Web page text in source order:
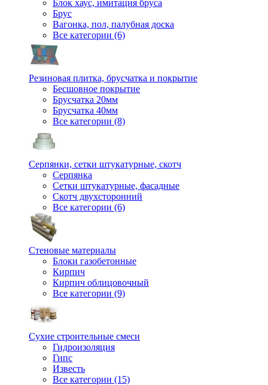
Блок хаус, имитация бруса
Брус
Вагонка, пол, палубная доска
Все категории (6)
Резиновая плитка, брусчатка и покрытие
Бесшовное покрытие
Брусчатка 20мм
Брусчатка 40мм
Все категории (8)
Серпянки, сетки штукатурные, скотч
Серпянка
Сетки штукатурные, фасадные
Скотч двухсторонний
Все категории (6)
Стеновые материалы
Блоки газобетонные
Кирпич
Кирпич облицовочный
Все категории (9)
Сухие строительные смеси
Гидроизоляция
Гипс
Известь
Все категории (15)